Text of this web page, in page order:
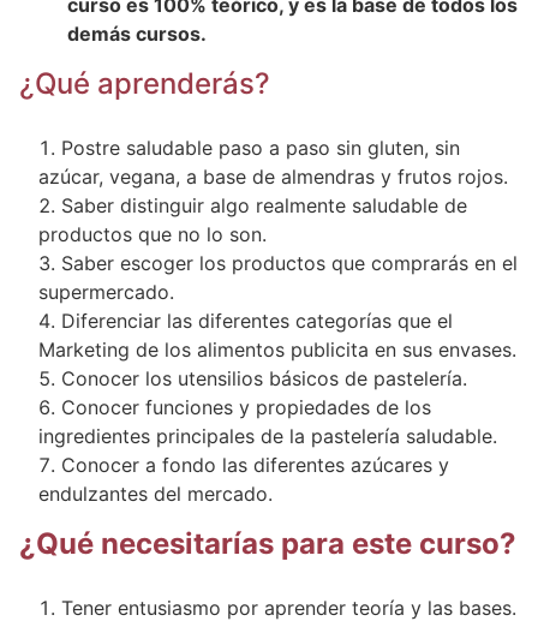
curso es 100% teórico, y es la base de todos los
demás cursos.
¿Qué aprenderás?
Postre saludable paso a paso sin gluten, sin
azúcar, vegana, a base de almendras y frutos rojos.
Saber distinguir algo realmente saludable de
productos que no lo son.
Saber escoger los productos que comprarás en el
supermercado.
Diferenciar las diferentes categorías que el
Marketing de los alimentos publicita en sus envases.
Conocer los utensilios básicos de pastelería.
Conocer funciones y propiedades de los
ingredientes principales de la pastelería saludable.
Conocer a fondo las diferentes azúcares y
endulzantes del mercado.
¿Qué necesitarías para este curso?
Tener entusiasmo por aprender teoría y las bases.